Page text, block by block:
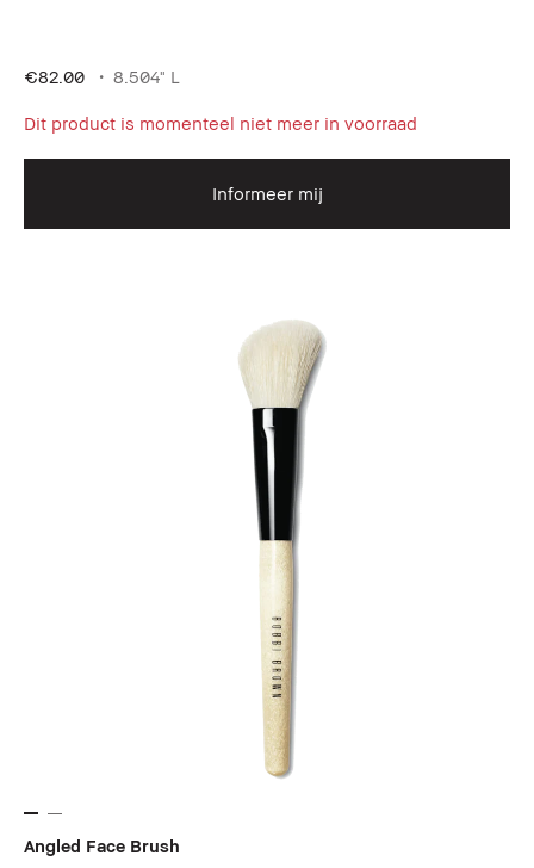
€82.00 8.504" L
Dit product is momenteel niet meer in voorraad
Informeer mij
Angled Face Brush